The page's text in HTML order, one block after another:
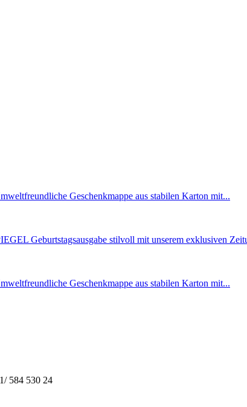
Geschenkmappe aus stabilen Karton mit...
Geschenkmappe aus stabilen Karton mit...
584 530 24